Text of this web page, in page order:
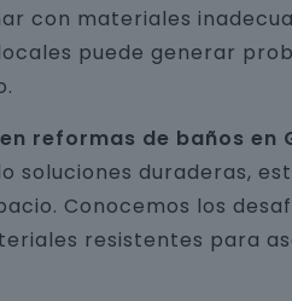
con materiales
puede generar
reformas de baños en
soluciones duraderas,
Conocemos los
resistentes para